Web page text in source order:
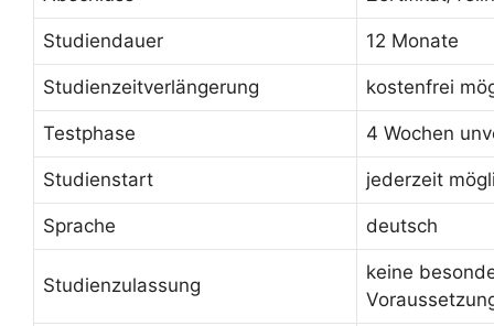
Studiendauer 12 Monate
Studienzeitverlängerung kostenfrei
Testphase 4 Wochen
Studienstart jederzeit
Sprache deutsch
Studienzulassung
keine